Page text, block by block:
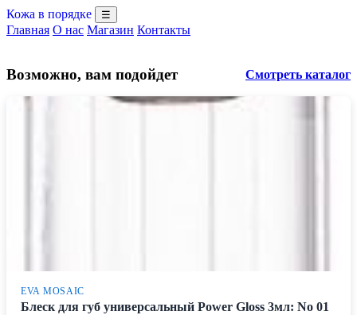
Кожа в порядке ☰
Главная О нас Магазин Контакты
Возможно, вам подойдет Смотреть каталог
EVA MOSAIC
Блеск для губ универсальный Power Gloss 3мл: No 01